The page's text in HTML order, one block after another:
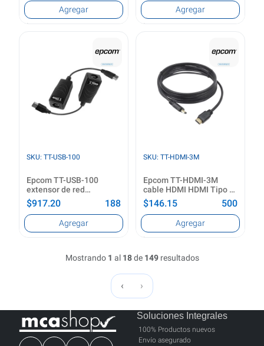
Capacidad de potencia
de salida (VA)
Factor de forma
Mini Tower
Color del producto
Negro
Agregar
Voltaje de operación de
entrada (min)
264 V
Color del producto
Blanco
Ver producto
Agregar
SKU: TT-USB-100
Epcom TT-USB-100
extensor de red
Transmisor de red Negro
$917.20 188
Transmisor de red
transferencia máxima
Agregar
SKU: TT-HDMI-3M
Epcom TT-HDMI-3M
cable HDMI HDMI Tipo A
(Estándar) Negro
$146.15 500
Longitud de cable
3 m
HDMI Tipo A (Estándar)
Conector 2
HDMI Tipo A (Estándar)
Color del producto
Negro
Ver producto
Agregar
Mostrando 1 al 18de 149 resultados
‹ ›
Soluciones Integrales
100% Productos nuevos
Envío asegurado